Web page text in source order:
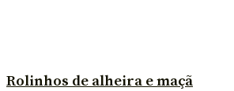
Rolinhos de alheira e maçã